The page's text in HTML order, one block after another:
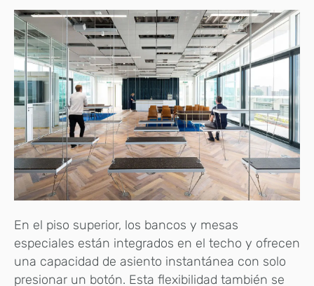
En el piso superior, los bancos y mesas
especiales están integrados en el techo y ofrecen
una capacidad de asiento instantánea con solo
presionar un botón. Esta flexibilidad también se